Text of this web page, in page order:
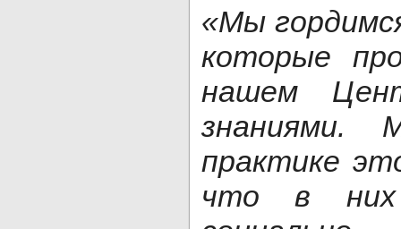
«Мы
которые
нашем
практике
что в них